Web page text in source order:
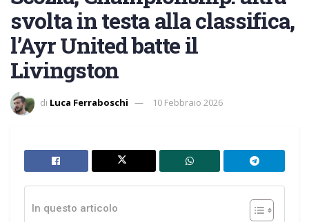
svolta in testa alla classifica,
l’Ayr United batte il
Livingston
di Luca Ferraboschi 10 Febbraio 2026
In questo articolo